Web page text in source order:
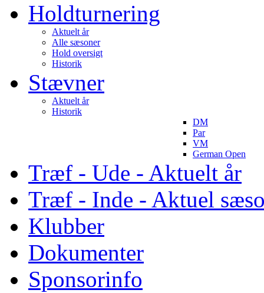
Holdturnering
Aktuelt år
Alle sæsoner
Hold oversigt
Historik
Stævner
Aktuelt år
Historik
DM
Par
VM
German Open
Træf - Ude - Aktuelt år
Træf - Inde - Aktuel
Klubber
Dokumenter
Sponsorinfo